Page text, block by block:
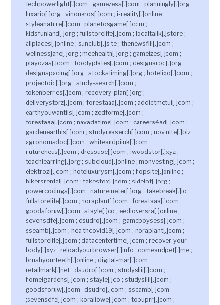
techpowerlight[.]com ; gamezess[.]com ; planningly[.]org ;
luxario[.]org ; vinoneros[.]com ; i-reality[.]online ;
styleanature[.]com ; planetosgame[.]com ;
kidsfunland[.]org ; fullstorelife[.]com ; localtallk[.]store ;
allplaces[.]online ; sunclub[.]site ; thenewsfill[.]com ;
wellnessjane[.]org ; meehealth[.]org ; gameizes[.]com ;
playozas[.]com ; foodyplates[.]com ; designaroo[.]org ;
designspacing[.]org ; stockstiming[.]org ; hoteliqo[.]com ;
projectoid[.]org ; study-search[.]com ;
tokenberries[.]com ; recovery-plan[.]org ;
deliverystorz[.]com ; forestaaa[.]com ; addictmetui[.]com ;
earthyouwantiis[.]com ; zedforme[.]com ;
forestaaa[.]com ; navadatime[.]com ; careers4ad[.]com ;
gardenearthis[.]com ; studyreaserch[.]com ; novinite[.]biz ;
agronomsdoc[.]com ; whiteandpiink[.]com ;
nutureheus[.]com ; dressuse[.]com ; iwoodstor[.]xyz ;
teachlearning[.]org ; subcloud[.]online ; monvesting[.]com ;
elektrozi[.]com ; hoteluxurysm[.]com ; hopsite[.]online ;
bikersrental[.]com ; takestox[.]com ; sidelot[.]org ;
powercodings[.]com ; naturemeter[.]org ; takebreak[.]io ;
fullstorelife[.]com ; noraplant[.]com ; forestaaa[.]com ;
goodsforuw[.]com ; stayle[.]co ; eedloversra[.]online ;
sevensdfe[.]com ; dsudro[.]com ; gameboysess[.]com ;
sseamb[.]com ; healthcovid19[.]com ; noraplant[.]com ;
fullstorelife[.]com ; datacentertime[.]com ; recover-your-
body[.]xyz ; reloadyourbrowser[.]info ; comeandpet[.]me ;
brushyourteeth[.]online ; digital-mar[.]com ;
retailmark[.]net ; dsudro[.]com ; studysliii[.]com ;
homeigardens[.]com ; stayle[.]co ; studysliii[.]com ;
goodsforuw[.]com ; dsudro[.]com ; sseamb[.]com
;sevensdfe[.]com ; koraliowe[.]com ; topuprr[.]com ;